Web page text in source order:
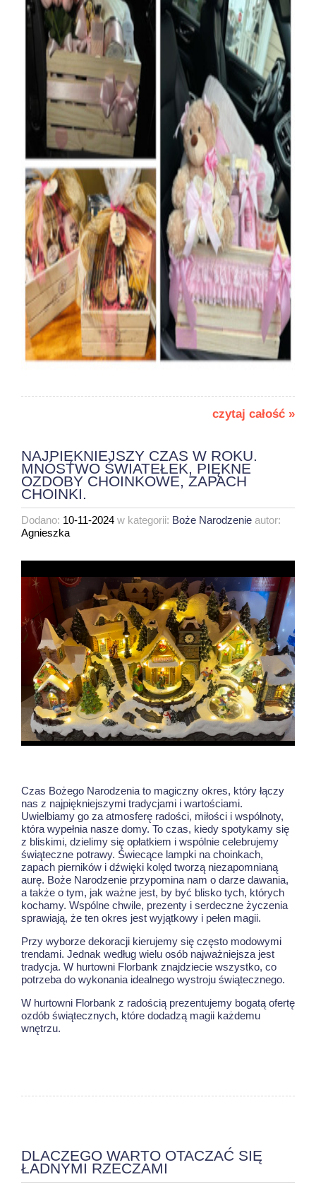
czytaj całość »
NAJPIĘKNIEJSZY CZAS W ROKU.
MNÓSTWO ŚWIATEŁEK, PIĘKNE
OZDOBY CHOINKOWE, ZAPACH
CHOINKI.
Dodano: 10-11-2024 w kategorii: Boże Narodzenie autor:
Agnieszka
Czas Bożego Narodzenia to magiczny okres, który łączy
nas z najpiękniejszymi tradycjami i wartościami.
Uwielbiamy go za atmosferę radości, miłości i wspólnoty,
która wypełnia nasze domy. To czas, kiedy spotykamy się
z bliskimi, dzielimy się opłatkiem i wspólnie celebrujemy
świąteczne potrawy. Świecące lampki na choinkach,
zapach pierników i dźwięki kolęd tworzą niezapomnianą
aurę. Boże Narodzenie przypomina nam o darze dawania,
a także o tym, jak ważne jest, by być blisko tych, których
kochamy. Wspólne chwile, prezenty i serdeczne życzenia
sprawiają, że ten okres jest wyjątkowy i pełen magii.
Przy wyborze dekoracji kierujemy się często modowymi
trendami. Jednak według wielu osób najważniejsza jest
tradycja. W hurtowni Florbank znajdziecie wszystko, co
potrzeba do wykonania idealnego wystroju świątecznego.
W hurtowni Florbank z radością prezentujemy bogatą ofertę
ozdób świątecznych, które dodadzą magii każdemu
wnętrzu.
DLACZEGO WARTO OTACZAĆ SIĘ
ŁADNYMI RZECZAMI